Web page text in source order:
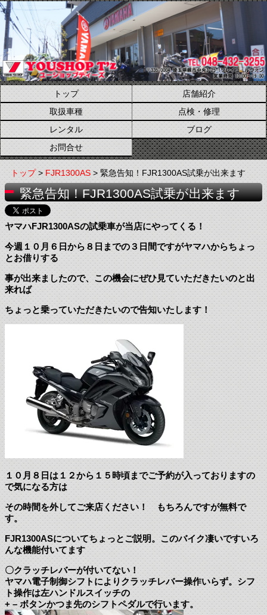
トップ
店舗紹介
取扱車種
点検・修理
レンタル
ブログ
お問合せ
トップ>FJR1300AS> 緊急告知！FJR1300AS試乗が出来ます
緊急告知！FJR1300AS試乗が出来ます
ヤマハFJR1300ASの試乗車が当店にやってくる！
今週１０月６日から８日までの３日間ですがヤマハからちょっ
とお借りする
事が出来ましたので、この機会にぜひ見ていただきたいのと出
来れば
ちょっと乗っていただきたいので告知いたします！
１０月８日は１２から１５時頃までご予約が入っておりますの
で気になる方は
その時間を外してご来店ください！ もちろんですが無料で
す。
FJR1300ASについてちょっとご説明。このバイク凄いですいろ
んな機能付いてます
〇クラッチレバーが付いてない！
ヤマハ電子制御シフトによりクラッチレバー操作いらず。シフ
ト操作は左ハンドルスイッチの
+ – ボタンかつま先のシフトペダルで行います。